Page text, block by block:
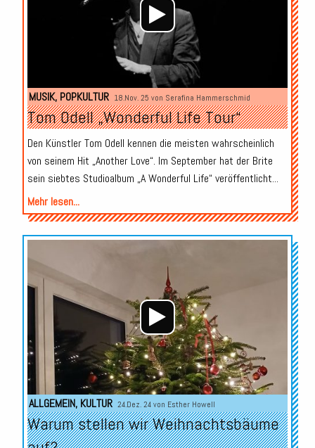
MUSIK, POPKULTUR 18.Nov. 25 von Serafina Hammerschmid
Tom Odell „Wonderful Life Tour“
Den Künstler Tom Odell kennen die meisten wahrscheinlich
von seinem Hit „Another Love“. Im September hat der Brite
sein siebtes Studioalbum „A Wonderful Life“ veröffentlicht...
Mehr lesen...
Audio-
Player
ALLGEMEIN, KULTUR 24.Dez. 24 von Esther Howell
Warum stellen wir Weihnachtsbäume